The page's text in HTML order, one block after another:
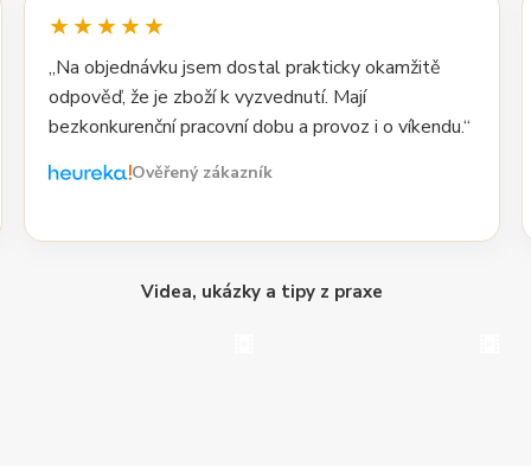
★★★★★
„Na objednávku jsem dostal prakticky okamžitě
odpověď, že je zboží k vyzvednutí. Mají
bezkonkurenční pracovní dobu a provoz i o víkendu.“
Ověřený zákazník
Videa, ukázky a tipy z praxe